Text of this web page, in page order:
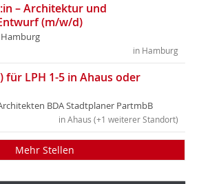
– Architektur und
(m/w/d)
in Hamburg
LPH 1-5 in Ahaus oder
BDA Stadtplaner PartmbB
in Ahaus (+1 weiterer Standort)
Mehr Stellen